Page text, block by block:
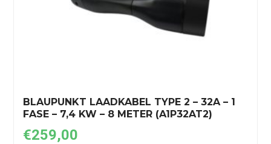
BLAUPUNKT LAADKABEL TYPE 2 – 32A – 1
FASE – 7,4 KW – 8 METER (A1P32AT2)
€259,00